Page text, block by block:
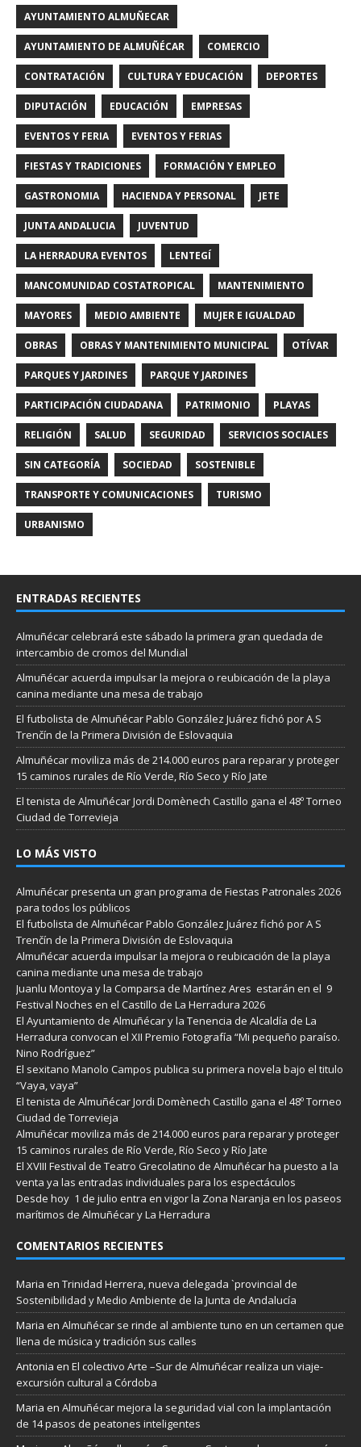
AYUNTAMIENTO ALMUÑECAR
AYUNTAMIENTO DE ALMUÑÉCAR COMERCIO
CONTRATACIÓN CULTURA Y EDUCACIÓN DEPORTES
DIPUTACIÓN EDUCACIÓN EMPRESAS
EVENTOS Y FERIA EVENTOS Y FERIAS
FIESTAS Y TRADICIONES FORMACIÓN Y EMPLEO
GASTRONOMIA HACIENDA Y PERSONAL JETE
JUNTA ANDALUCIA JUVENTUD
LA HERRADURA EVENTOS LENTEGÍ
MANCOMUNIDAD COSTATROPICAL MANTENIMIENTO
MAYORES MEDIO AMBIENTE MUJER E IGUALDAD
OBRAS OBRAS Y MANTENIMIENTO MUNICIPAL OTÍVAR
PARQUES Y JARDINES PARQUE Y JARDINES
PARTICIPACIÓN CIUDADANA PATRIMONIO PLAYAS
RELIGIÓN SALUD SEGURIDAD SERVICIOS SOCIALES
SIN CATEGORÍA SOCIEDAD SOSTENIBLE
TRANSPORTE Y COMUNICACIONES TURISMO
URBANISMO
ENTRADAS RECIENTES
Almuñécar celebrará este sábado la primera gran quedada de
intercambio de cromos del Mundial
Almuñécar acuerda impulsar la mejora o reubicación de la playa
canina mediante una mesa de trabajo
El futbolista de Almuñécar Pablo González Juárez fichó por A S
Trenčín de la Primera División de Eslovaquia
Almuñécar moviliza más de 214.000 euros para reparar y proteger
15 caminos rurales de Río Verde, Río Seco y Río Jate
El tenista de Almuñécar Jordi Domènech Castillo gana el 48º Torneo
Ciudad de Torrevieja
LO MÁS VISTO
Almuñécar presenta un gran programa de Fiestas Patronales 2026
para todos los públicos
El futbolista de Almuñécar Pablo González Juárez fichó por A S
Trenčín de la Primera División de Eslovaquia
Almuñécar acuerda impulsar la mejora o reubicación de la playa
canina mediante una mesa de trabajo
Juanlu Montoya y la Comparsa de Martínez Ares estarán en el 9
Festival Noches en el Castillo de La Herradura 2026
El Ayuntamiento de Almuñécar y la Tenencia de Alcaldía de La
Herradura convocan el XII Premio Fotografía “Mi pequeño paraíso.
Nino Rodríguez”
El sexitano Manolo Campos publica su primera novela bajo el titulo
“Vaya, vaya”
El tenista de Almuñécar Jordi Domènech Castillo gana el 48º Torneo
Ciudad de Torrevieja
Almuñécar moviliza más de 214.000 euros para reparar y proteger
15 caminos rurales de Río Verde, Río Seco y Río Jate
El XVIII Festival de Teatro Grecolatino de Almuñécar ha puesto a la
venta ya las entradas individuales para los espectáculos
Desde hoy 1 de julio entra en vigor la Zona Naranja en los paseos
marítimos de Almuñécar y La Herradura
COMENTARIOS RECIENTES
Maria en Trinidad Herrera, nueva delegada `provincial de
Sostenibilidad y Medio Ambiente de la Junta de Andalucía
Maria en Almuñécar se rinde al ambiente tuno en un certamen que
llena de música y tradición sus calles
Antonia en El colectivo Arte –Sur de Almuñécar realiza un viaje-
excursión cultural a Córdoba
Maria en Almuñécar mejora la seguridad vial con la implantación
de 14 pasos de peatones inteligentes